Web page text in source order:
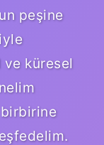
peşine
küresel